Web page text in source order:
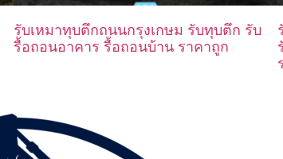
รับเหมาทุบตึกถนนกรุงเกษม รับทุบตึก รับ
รื้อถอนอาคาร รื้อถอนบ้าน ราคาถูก